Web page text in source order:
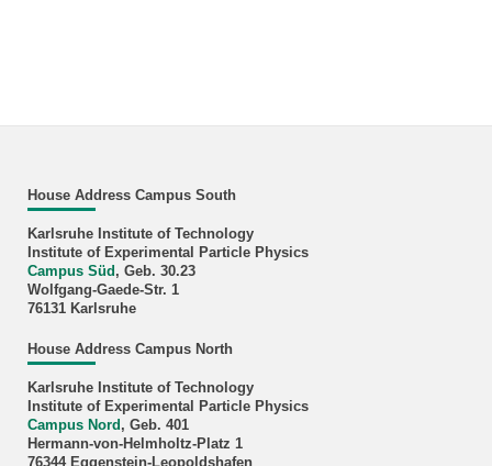
House Address Campus South
Karlsruhe Institute of Technology
Institute of Experimental Particle Physics
Campus Süd , Geb. 30.23
Wolfgang-Gaede-Str. 1
76131 Karlsruhe
House Address Campus North
Karlsruhe Institute of Technology
Institute of Experimental Particle Physics
Campus Nord , Geb. 401
Hermann-von-Helmholtz-Platz 1
76344 Eggenstein-Leopoldshafen